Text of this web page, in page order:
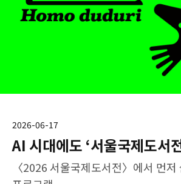
2026-06-17
AI 시대에도 ‘서울국제도서
〈2026 서울국제도서전〉에서 먼